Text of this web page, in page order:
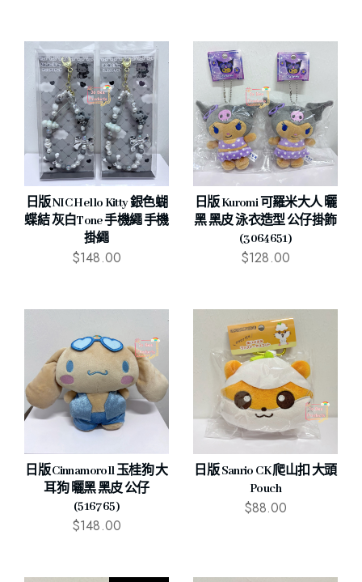
日版 NIC Hello Kitty 銀色蝴
蝶結 灰白tone 手機繩 手機
掛繩
$148.00
日版 Kuromi 可羅米大人 曬
黑 黑皮 泳衣造型 公仔掛飾
(3064651)
$128.00
日版 Cinnamoroll 玉桂狗 大
耳狗 曬黑 黑皮 公仔
(516765)
$148.00
日版 Sanrio CK 爬山扣 大頭
Pouch
$88.00